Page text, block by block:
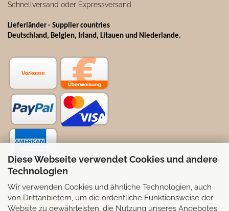
Diese Webseite verwendet Cookies und andere
Technologien
Wir verwenden Cookies und ähnliche Technologien, auch
von Drittanbietern, um die ordentliche Funktionsweise der
Website zu gewährleisten, die Nutzung unseres Angebotes
Schnellversand oder Expressversand
Lieferländer - Supplier countries
Deutschland, Belgien, Irland, Litauen und Niederlande.
Selbstabhollung möglich